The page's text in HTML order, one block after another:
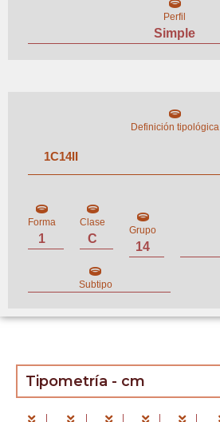
Perfil
Simple
Definición tipológica
1C14II
Forma
1
Clase
C
Grupo
14
Subtipo
Tipometría - cm